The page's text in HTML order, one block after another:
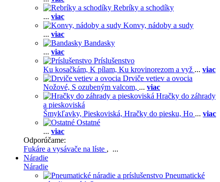
Rebríky a schodíky
... viac
Konvy, nádoby a sudy
... viac
Bandasky
... viac
Príslušenstvo
Ku kosačkám, K pílam, Ku krovinorezom a vyž ... viac
Drviče vetiev a ovocia
Nožové, S ozubeným valcom, ... viac
Hračky do záhrady
a pieskoviská
Šmykľavky, Pieskoviská, Hračky do piesku, Ho ... viac
Ostatné
... viac
Odporúčame:
Fukáre a vysávače na líste , ...
Náradie
Náradie
Pneumatické